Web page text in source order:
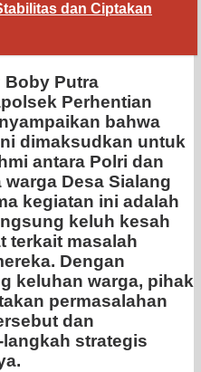
dan Ciptakan
Boby Putra
Perhentian
bahwa
dimaksudkan untuk
antara Polri dan
Desa Sialang
kegiatan ini adalah
keluh kesah
terkait masalah
Dengan
keluhan warga, pihak
permasalahan
dan
strategis